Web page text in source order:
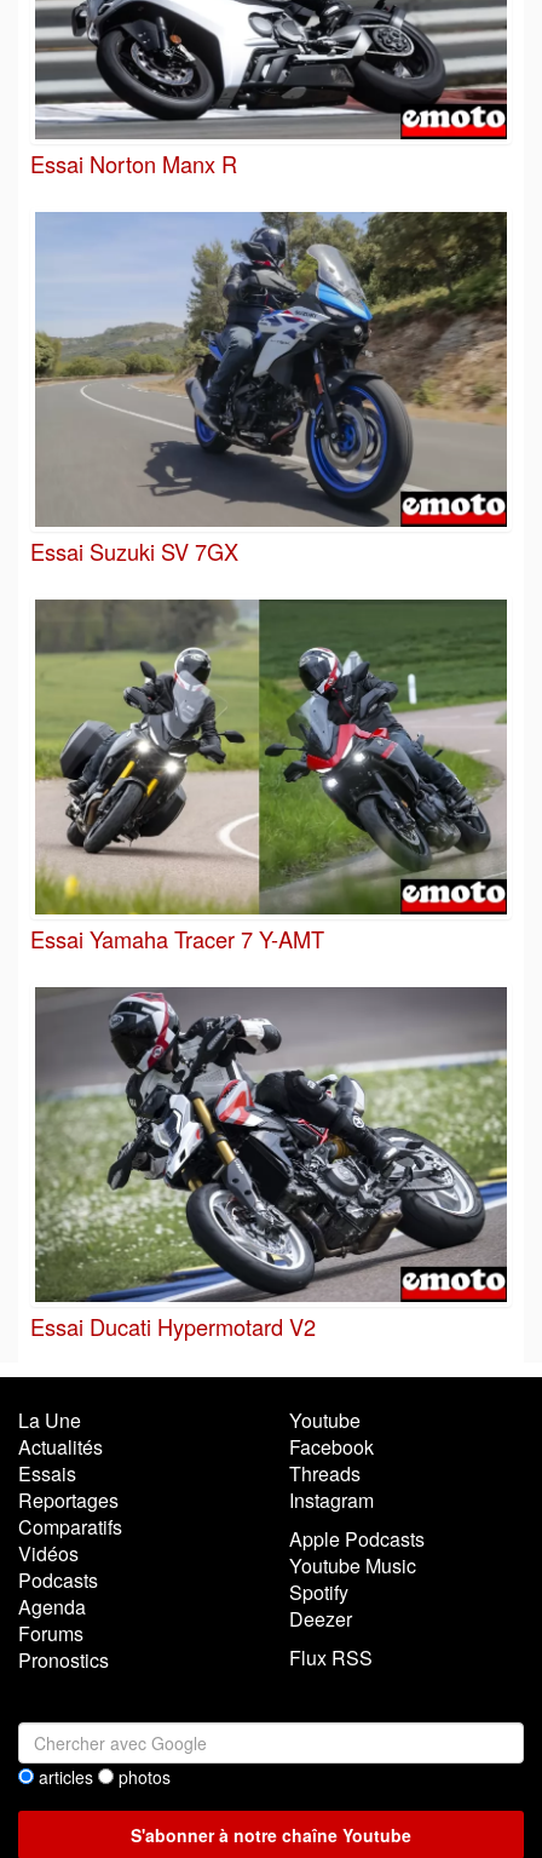
Essai Norton Manx R
Essai Suzuki SV 7GX
Essai Yamaha Tracer 7 Y-AMT
Essai Ducati Hypermotard V2
La Une
Actualités
Essais
Reportages
Comparatifs
Vidéos
Podcasts
Agenda
Forums
Pronostics
Youtube
Facebook
Threads
Instagram
Apple Podcasts
Youtube Music
Spotify
Deezer
Flux RSS
articles photos